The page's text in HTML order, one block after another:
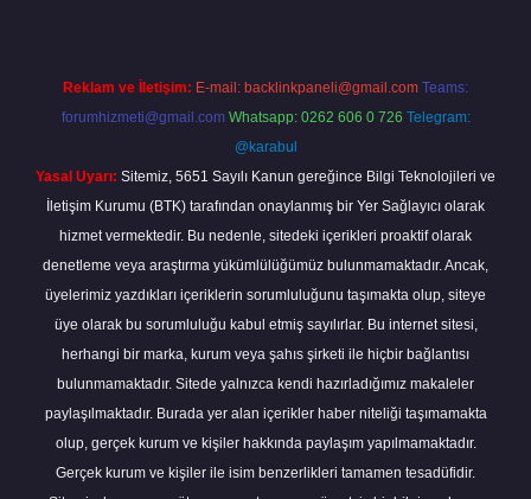
Reklam ve İletişim: E-mail: backlinkpaneli@gmail.com Teams:
forumhizmeti@gmail.com Whatsapp: 0262 606 0 726 Telegram:
@karabul
Yasal Uyarı: Sitemiz, 5651 Sayılı Kanun gereğince Bilgi Teknolojileri ve
İletişim Kurumu (BTK) tarafından onaylanmış bir Yer Sağlayıcı olarak
hizmet vermektedir. Bu nedenle, sitedeki içerikleri proaktif olarak
denetleme veya araştırma yükümlülüğümüz bulunmamaktadır. Ancak,
üyelerimiz yazdıkları içeriklerin sorumluluğunu taşımakta olup, siteye
üye olarak bu sorumluluğu kabul etmiş sayılırlar. Bu internet sitesi,
herhangi bir marka, kurum veya şahıs şirketi ile hiçbir bağlantısı
bulunmamaktadır. Sitede yalnızca kendi hazırladığımız makaleler
paylaşılmaktadır. Burada yer alan içerikler haber niteliği taşımamakta
olup, gerçek kurum ve kişiler hakkında paylaşım yapılmamaktadır.
Gerçek kurum ve kişiler ile isim benzerlikleri tamamen tesadüfidir.